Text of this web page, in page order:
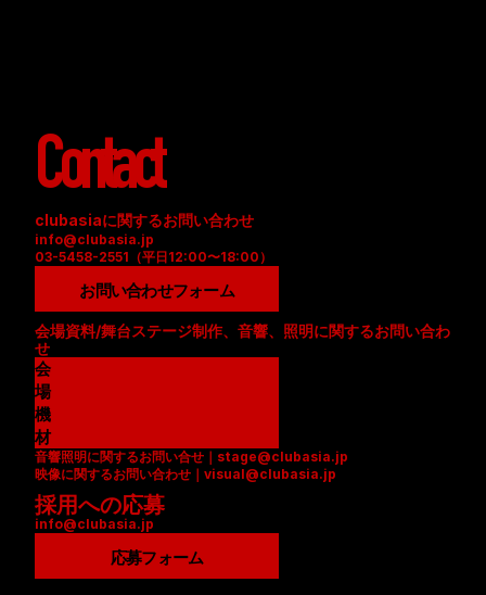
Contact
clubasiaに関するお問い合わせ
info@clubasia.jp
03-5458-2551（平日12:00〜18:00）
お問い合わせフォーム
会場資料/舞台ステージ制作、音響、照明に関するお問い合わ
せ
会
場
資
料
(
P
D
F
機
材
リ
ス
ト
(
D
音響照明に関するお問い合せ｜stage@clubasia.jp
映像に関するお問い合わせ｜visual@clubasia.jp
採用への応募
info@clubasia.jp
応募フォーム